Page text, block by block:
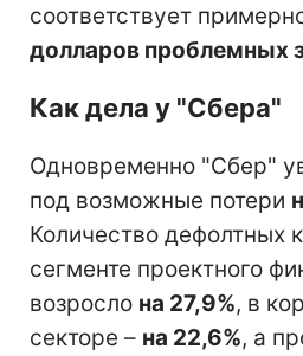
соответствует
долларов проблемных
Как дела у "Сбера"
Одновременно "Сбер"
под возможные потери
Количество дефолтных
сегменте проектного
возросло на 27,9%, в
секторе – на 22,6%, а